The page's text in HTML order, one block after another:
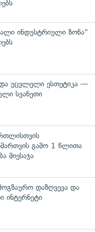
ინდუსტრიული ზონა"
უცვლელი ესთეტიკა —
სვანეთი
გამო 1 წლითა
მიესაჯა
დაზღვევა და
ინტერნეტი